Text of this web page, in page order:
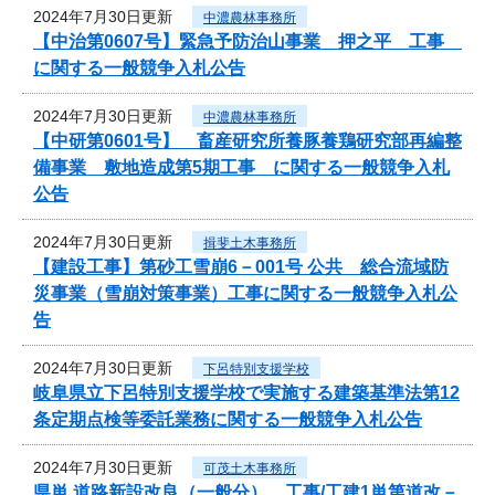
2024年7月30日更新 中濃農林事務所
【中治第0607号】緊急予防治山事業 押之平 工事
に関する一般競争入札公告
2024年7月30日更新 中濃農林事務所
【中研第0601号】 畜産研究所養豚養鶏研究部再編整
備事業 敷地造成第5期工事 に関する一般競争入札
公告
2024年7月30日更新 揖斐土木事務所
【建設工事】第砂工雪崩6－001号 公共 総合流域防
災事業（雪崩対策事業）工事に関する一般競争入札公
告
2024年7月30日更新 下呂特別支援学校
岐阜県立下呂特別支援学校で実施する建築基準法第12
条定期点検等委託業務に関する一般競争入札公告
2024年7月30日更新 可茂土木事務所